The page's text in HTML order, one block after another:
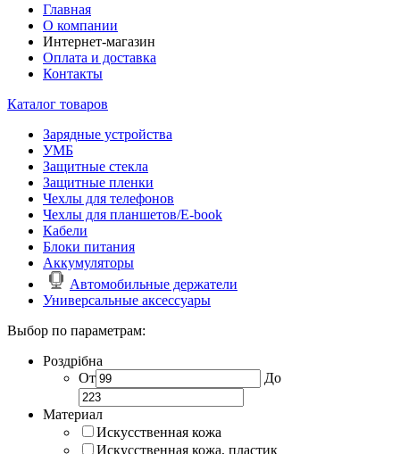
Главная
О компании
Интернет-магазин
Оплата и доставка
Контакты
Каталог товаров
Зарядные устройства
УМБ
Защитные стекла
Защитные пленки
Чехлы для телефонов
Чехлы для планшетов/E-book
Кабели
Блоки питания
Аккумуляторы
Автомобильные держатели
Универсальные аксессуары
Выбор по параметрам:
Роздрібна
От
До
Материал
Искусственная кожа
Искусственная кожа, пластик